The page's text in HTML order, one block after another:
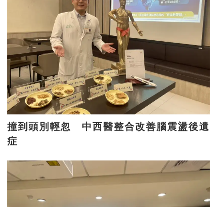
撞到頭別輕忽 中西醫整合改善腦震盪後遺
症